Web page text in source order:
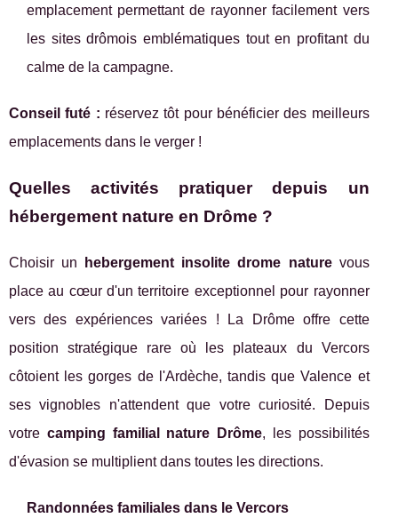
emplacement permettant de rayonner facilement vers
les sites drômois emblématiques tout en profitant du
calme de la campagne.
Conseil futé : réservez tôt pour bénéficier des meilleurs
emplacements dans le verger !
Quelles activités pratiquer depuis un
hébergement nature en Drôme ?
Choisir un hebergement insolite drome naturevous
place au cœur d'un territoire exceptionnel pour rayonner
vers des expériences variées ! La Drôme offre cette
position stratégique rare où les plateaux du Vercors
côtoient les gorges de l'Ardèche, tandis que Valence et
ses vignobles n'attendent que votre curiosité. Depuis
votre camping familial nature Drôme, les possibilités
d'évasion se multiplient dans toutes les directions.
Randonnées familiales dans le Vercors